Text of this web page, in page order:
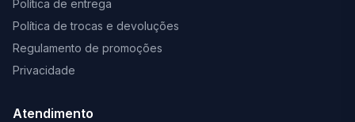
Política de entrega
Política de trocas e devoluções
Regulamento de promoções
Privacidade
Atendimento